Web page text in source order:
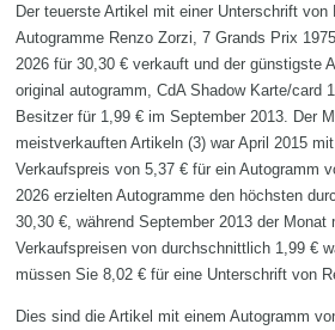
Der teuerste Artikel mit einer Unterschrift
Autogramme Renzo Zorzi, 7 Grands Prix
2026 für 30,30 € verkauft und der günstigste
original autogramm, CdA Shadow Karte/card
Besitzer für 1,99 € im September 2013. Der
meistverkauften Artikeln (3) war April 2015
Verkaufspreis von 5,37 € für ein Autogramm
2026 erzielten Autogramme den höchsten
30,30 €, während September 2013 der Monat
Verkaufspreisen von durchschnittlich 1,99 €
müssen Sie 8,02 € für eine Unterschrift von
Dies sind die Artikel mit einem Autogramm